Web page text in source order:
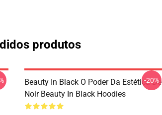
produtos
Beauty In Black O Poder Da Estética De
Noir Beauty In Black Hoodies
-20%